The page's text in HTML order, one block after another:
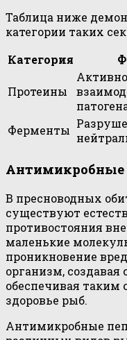
Таблица ниже
категории таких
Категория
Протеины
Ферменты
В пресноводных
существуют
противостояния
маленькие
проникновение
организм, создавая
обеспечивая таким
здоровье рыб.
Антимикробные